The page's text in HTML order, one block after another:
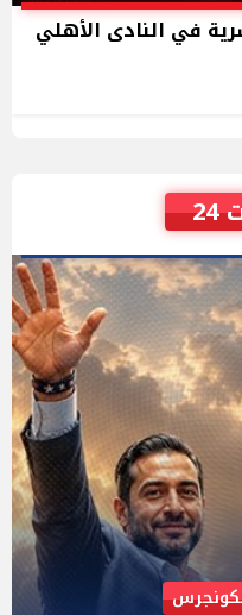
3 قرارات سرية في النادى الأهلي